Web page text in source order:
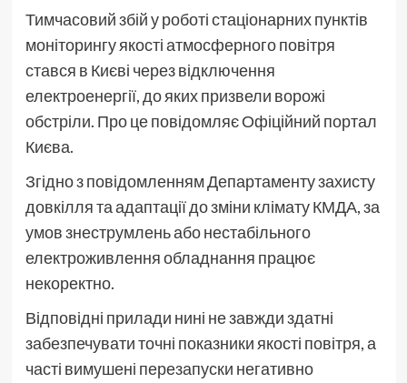
Тимчасовий збій у роботі стаціонарних пунктів
моніторингу якості атмосферного повітря
стався в Києві через відключення
електроенергії, до яких призвели ворожі
обстріли. Про це повідомляє Офіційний портал
Києва.
Згідно з повідомленням Департаменту захисту
довкілля та адаптації до зміни клімату КМДА, за
умов знеструмлень або нестабільного
електроживлення обладнання працює
некоректно.
Відповідні прилади нині не завжди здатні
забезпечувати точні показники якості повітря, а
часті вимушені перезапуски негативно